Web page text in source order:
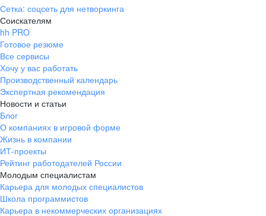
Сетка: соцсеть для нетворкинга
Соискателям
hh PRO
Готовое резюме
Все сервисы
Хочу у вас работать
Производственный календарь
Экспертная рекомендация
Новости и статьи
Блог
О компаниях в игровой форме
Жизнь в компании
ИТ-проекты
Рейтинг работодателей России
Молодым специалистам
Карьера для молодых специалистов
Школа программистов
Карьера в некоммерческих организациях